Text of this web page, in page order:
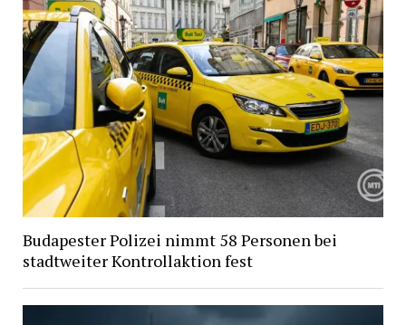
Budapester Polizei nimmt 58 Personen bei
stadtweiter Kontrollaktion fest